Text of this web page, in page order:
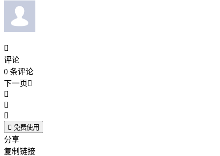

评论
0 条评论
下一页



 免费使用
分享
复制链接